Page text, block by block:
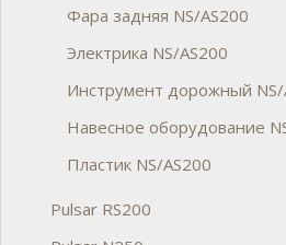
Фара задняя NS/AS200
Электрика NS/AS200
Инструмент дорожный NS/
Навесное оборудование
Пластик NS/AS200
Pulsar RS200